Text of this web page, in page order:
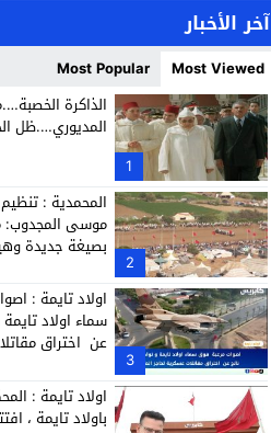
11:33 كمال محرر يقود استئنافية
حبشان وكيلاً عاماً بتارودانت:
21:28 حزب الديمقراطيين الجدد يؤسس
13:37 عطش أولاد تايمة وسياسة “الحبة
12:25 انطلاق فعاليات الدورة 12 لمعرض المنتوجات المحلية بأكادير SIPTA (فيديو)
آخر الأخبار
Most Viewed
Most Popular
1
الذاكرة
المديوري….ظل
2
المحمدية :
موسى المجدوب:
بصيغة جديدة
3
اولاد تايمة :
سماء اولاد
عن اختراق
اولاد تايمة :
باولاد تايمة ،